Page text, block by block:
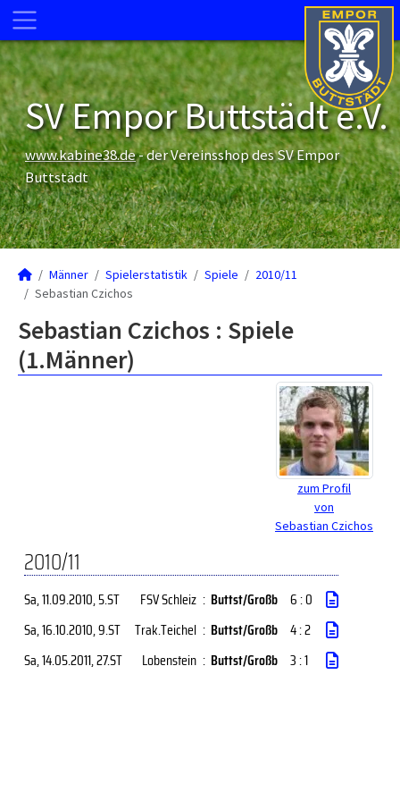
SV Empor Buttstädt e.V.
www.kabine38.de- der Vereinsshop des SV Empor
Buttstädt
Männer Spielerstatistik Spiele
2010/11
Sebastian Czichos
Sebastian Czichos : Spiele
(1.Männer)
zum Profil
von
Sebastian Czichos
2010/11
Sa, 11.09.2010, 5.ST FSV Schleiz : Buttst/Großb 6 : 0
Sa, 16.10.2010, 9.ST Trak.Teichel : Buttst/Großb 4 : 2
Sa, 14.05.2011, 27.ST Lobenstein : Buttst/Großb 3 : 1